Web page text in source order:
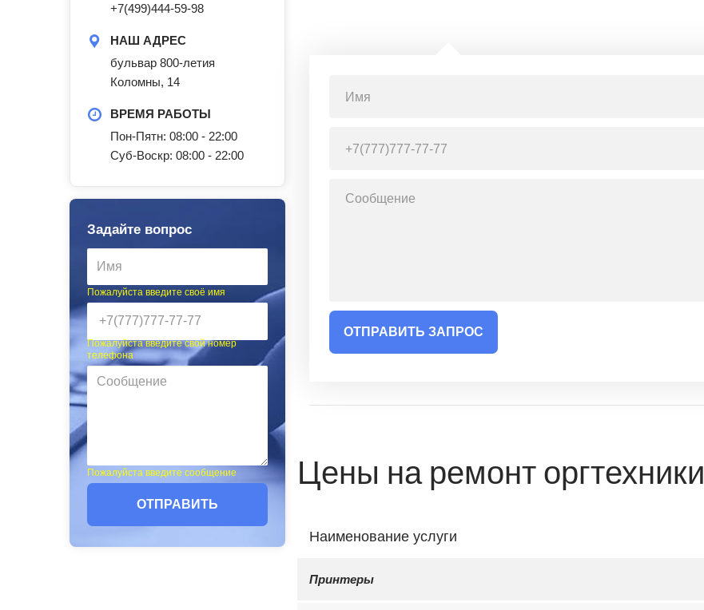
+7(499)444-59-98
НАШ АДРЕС
бульвар 800-летия
Коломны, 14
ВРЕМЯ РАБОТЫ
Пон-Пятн: 08:00 - 22:00
Суб-Воскр: 08:00 - 22:00
Задайте вопрос
Пожалуйста введите своё имя
Пожалуйста введите свой номер
телефона
Пожалуйста введите сообщение
ОТПРАВИТЬ
ОТПРАВИТЬ ЗАПРОС
Цены на ремонт оргтехники
Наименование услуги
Принтеры